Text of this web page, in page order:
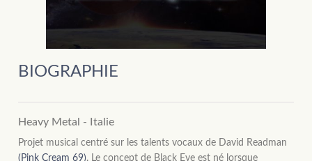
BIOGRAPHIE
Heavy Metal - Italie
Projet musical centré sur les talents vocaux de David Readman
(Pink Cream 69). Le concept de Black Eye est né lorsque